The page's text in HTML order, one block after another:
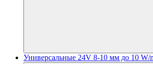
Универсальные 24V 8-10 мм до 10 W/